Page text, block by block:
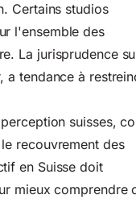
Certains studios
l'ensemble des
La jurisprudence
a tendance à
suisses,
recouvrement des
en Suisse doit
mieux comprendre